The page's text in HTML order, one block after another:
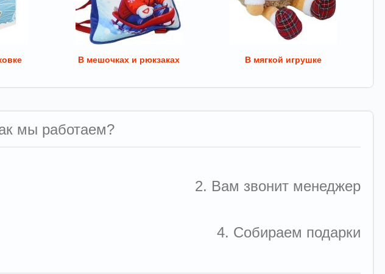
В мешочках и рюкзаках В мягкой игрушке
мы работаем?
2. Вам звонит менеджер
4. Собираем подарки